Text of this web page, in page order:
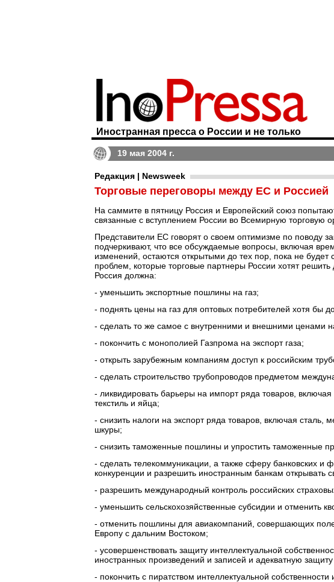
Иностранная пресса о России и не только
19 мая 2004 г.
Редакция | Newsweek
Торговые переговоры между ЕС и Россией
На саммите в пятницу Россия и Европейский союз
связанные с вступлением России во Всемирную торговую
Представители ЕС говорят о своем оптимизме по поводу
подчеркивают, что все обсуждаемые вопросы, включая
изменений, остаются открытыми до тех пор, пока не будет
проблем, которые торговые партнеры России хотят
Россия должна:
- уменьшить экспортные пошлины на газ;
- поднять цены на газ для оптовых потребителей хотя бы
- сделать то же самое с внутренними и внешними ценами
- покончить с монополией Газпрома на экспорт газа;
- открыть зарубежным компаниям доступ к российским
- сделать строительство трубопроводов предметом
- ликвидировать барьеры на импорт ряда товаров,
текстиль и яйца;
- снизить налоги на экспорт ряда товаров, включая сталь,
шкуры;
- снизить таможенные пошлины и упростить таможенные
- сделать телекоммуникации, а также сферу банковских
конкуренции и разрешить иностранным банкам открывать
- разрешить международный контроль российских
- уменьшить сельскохозяйственные субсидии и отменить
- отменить пошлины для авиакомпаний, совершающих
Европу с дальним Востоком;
- усовершенствовать защиту интеллектуальной
иностранных произведений и записей и адекватную
- покончить с пиратством интеллектуальной